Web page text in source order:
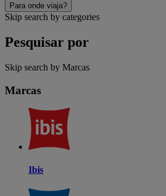
Para onde viaja?
Skip search by categories
Pesquisar por
Skip search by Marcas
Marcas
Ibis